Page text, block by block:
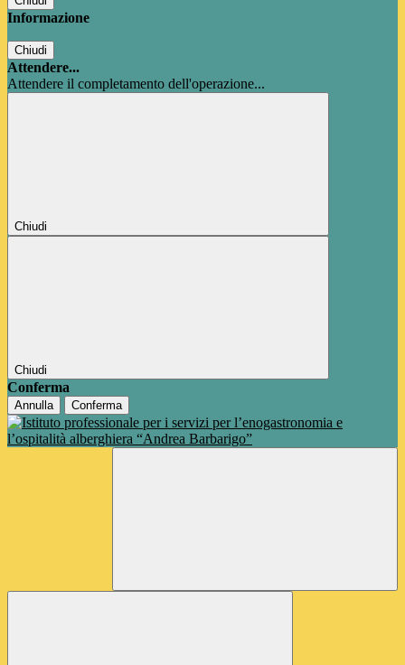
Informazione
Chiudi
Attendere...
Attendere il completamento dell'operazione...
Chiudi
Chiudi
Conferma
Annulla Conferma